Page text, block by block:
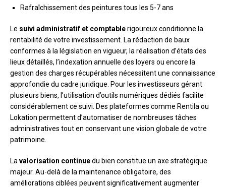
Rafraîchissement des peintures tous les 5-7 ans
Le suivi administratif et comptablerigoureux conditionne la
rentabilité de votre investissement. La rédaction de baux
conformes à la législation en vigueur, la réalisation d’états des
lieux détaillés, l’indexation annuelle des loyers ou encore la
gestion des charges récupérables nécessitent une connaissance
approfondie du cadre juridique. Pour les investisseurs gérant
plusieurs biens, l’utilisation d’outils numériques dédiés facilite
considérablement ce suivi. Des plateformes comme Rentila ou
Lokation permettent d’automatiser de nombreuses tâches
administratives tout en conservant une vision globale de votre
patrimoine.
La valorisation continuedu bien constitue un axe stratégique
majeur. Au-delà de la maintenance obligatoire, des
améliorations ciblées peuvent significativement augmenter